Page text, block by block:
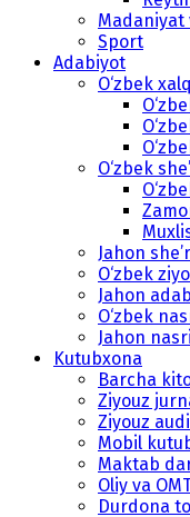
Madaniyat
Sport
Adabiyot
O‘zbek
O‘zbek
Jahon
O‘zbek
Jahon
O‘zbek
Jahon
Kutubxona
Barcha
Ziyouz
Ziyouz
Mobil
Maktab
Oliy va
Durdona